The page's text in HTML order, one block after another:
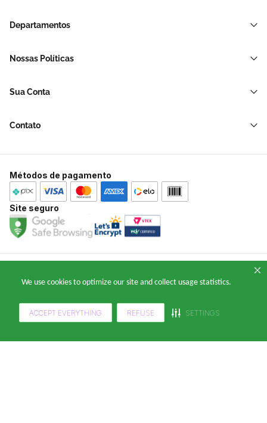
We use cookies to optimize our site and collect usage statistics.
ACCEPT EVERYTHING REFUSE SETTINGS
Black Friday
Blog
Departamentos
Sacos e Sacolas
Acessórios Para Embalagens
Nossas Políticas
Política de Devolução e Reembolso
Sua Conta
Meus Pedidos
Contato
Atendimento WhatsApp: (11) 2391-0220
E-mail: falecomklabinforyou@klabin.com.br
Métodos de pagamento
Site seguro
05.905.802/0001-64 Avenida Brigadeiro Faria Lima, nº 949 - Pinheiros, São